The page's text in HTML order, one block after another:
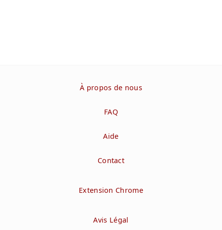
À propos de nous
FAQ
Aide
Contact
Extension Chrome
Avis Légal